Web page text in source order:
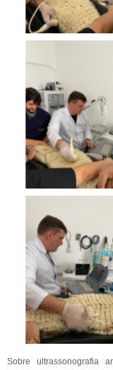
Sobre ultrassonografia